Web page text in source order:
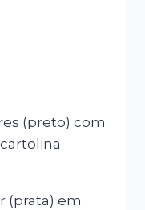
(preto) com
(prata) em